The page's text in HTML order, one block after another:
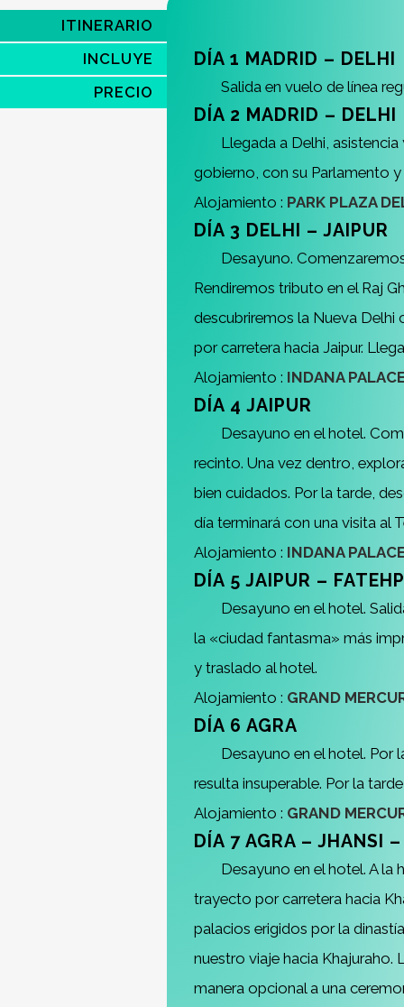
ITINERARIO
INCLUYE
PRECIO
DÍA 1 MADRID – DELHI
Salida en vuelo de línea
DÍA 2 MADRID – DELHI
Llegada a Delhi,
gobierno, con su Parlamento
Alojamiento : PARK PLAZA
DÍA 3 DELHI – JAIPUR
Desayuno.
Rendiremos tributo en el Raj
descubriremos la Nueva Delhi
por carretera hacia Jaipur.
Alojamiento : INDANA
DÍA 4 JAIPUR
Desayuno en el hotel.
recinto. Una vez dentro,
bien cuidados. Por la tarde,
día terminará con una visita al
Alojamiento : INDANA
DÍA 5 JAIPUR –
Desayuno en el hotel.
la «ciudad fantasma» más
y traslado al hotel.
Alojamiento : GRAND
DÍA 6 AGRA
Desayuno en el hotel. Por
resulta insuperable. Por la
Alojamiento : GRAND
DÍA 7 AGRA – JHANSI
Desayuno en el hotel. A la
trayecto por carretera hacia
palacios erigidos por la
nuestro viaje hacia Khajuraho.
manera opcional a una